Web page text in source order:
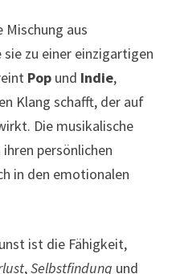
Mischung aus
zu einer einzigartigen
Popund Indie,
Klang schafft, der auf
Die musikalische
persönlichen
in den emotionalen
ist die Fähigkeit,
,Selbstfindung und